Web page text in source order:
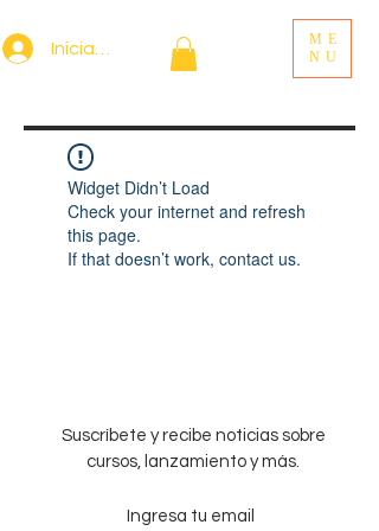
Iniciar sesión
ME
NU
Widget Didn’t Load
Check your internet and refresh
this page.
If that doesn’t work, contact us.
Suscríbete y recibe noticias sobre
cursos, lanzamiento y más.